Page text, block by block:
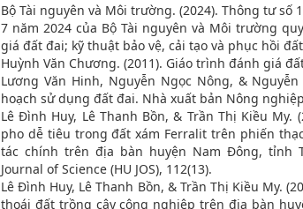
Bộ Tài nguyên và Môi trường. (2024). Thông tư số
7 năm 2024 của Bộ Tài nguyên và Môi trường
giá đất đai; kỹ thuật bảo vệ, cải tạo và phục hồi
Huỳnh Văn Chương. (2011). Giáo trình đánh giá
Lương Văn Hinh, Nguyễn Ngọc Nông, &
hoạch sử dụng đất đai. Nhà xuất bản Nông
Lê Đình Huy, Lê Thanh Bồn, & Trần Thị Kiều My.
pho dễ tiêu trong đất xám Ferralit trên phiến
tác chính trên địa bàn huyện Nam Đông, tỉnh
Journal of Science (HU JOS), 112(13).
Lê Đình Huy, Lê Thanh Bồn, & Trần Thị Kiều My.
thoái đất trồng cây công nghiệp trên địa bàn